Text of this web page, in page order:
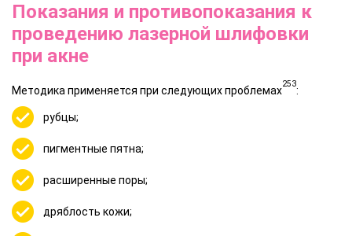
Показания и противопоказания к
проведению лазерной шлифовки
при акне
Методика применяется при следующих проблемах
253
:
рубцы;
пигментные пятна;
расширенные поры;
дряблость кожи;